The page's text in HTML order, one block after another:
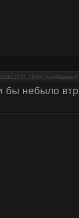
15:04 | Сообщение #
бы небыло